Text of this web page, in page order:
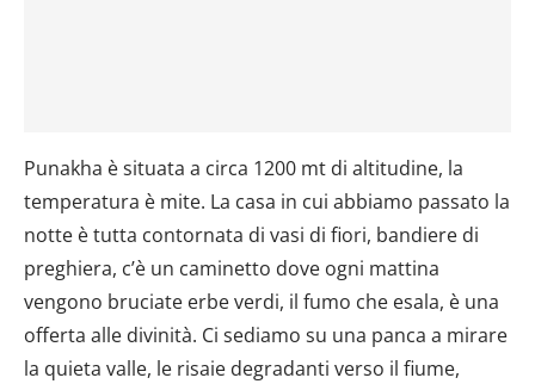
Punakha è situata a circa 1200 mt di altitudine, la
temperatura è mite. La casa in cui abbiamo passato la
notte è tutta contornata di vasi di fiori, bandiere di
preghiera, c’è un caminetto dove ogni mattina
vengono bruciate erbe verdi, il fumo che esala, è una
offerta alle divinità. Ci sediamo su una panca a mirare
la quieta valle, le risaie degradanti verso il fiume,